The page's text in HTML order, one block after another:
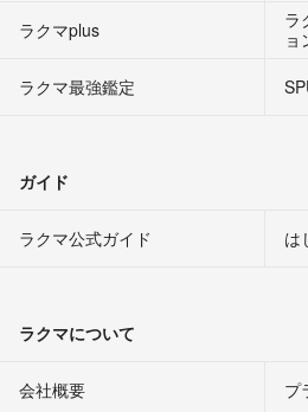
ラクマplus
ラ
ョ
ラクマ最強鑑定
ガイド
ラクマ公式ガイド は
ラクマについて
会社概要 プ